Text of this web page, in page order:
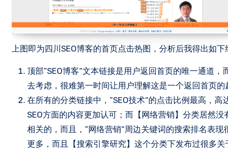
上图即为四川SEO博客的首页点击热图，分析后我得出如下
顶部”SEO博客“文本链接是用户返回首页的唯一通道
去考虑，很难第一时间让用户理解这是一个返回首页的
在所有的分类链接中，”SEO技术“的点击比例最高，
SEO方面的内容更加认可；而【网络营销】分类居然
相关的，而且，”网络营销“周边关键词的搜索排名表
更多，而且【搜索引擎研究】这个分类下发布过很多